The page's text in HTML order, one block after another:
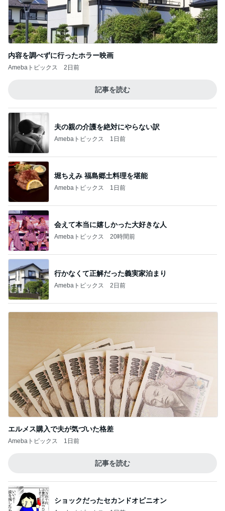
内容を調べずに行ったホラー映画
Amebaトピックス 2日前
記事を読む
夫の親の介護を絶対にやらない訳
Amebaトピックス 1日前
堀ちえみ 福島郷土料理を堪能
Amebaトピックス 1日前
会えて本当に嬉しかった大好きな人
Amebaトピックス 20時間前
行かなくて正解だった義実家泊まり
Amebaトピックス 2日前
エルメス購入で夫が気づいた格差
Amebaトピックス 1日前
記事を読む
ショックだったセカンドオピニオン